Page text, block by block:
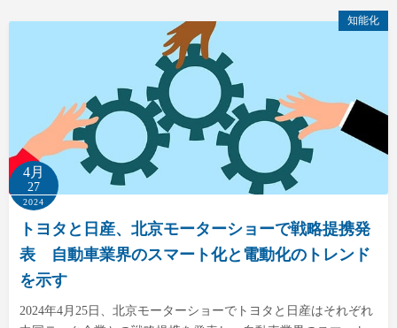
知能化
4月
27
2024
トヨタと日産、北京モーターショーで戦略提携発
表 自動車業界のスマート化と電動化のトレンド
を示す
2024年4月25日、北京モーターショーでトヨタと日産はそれぞれ